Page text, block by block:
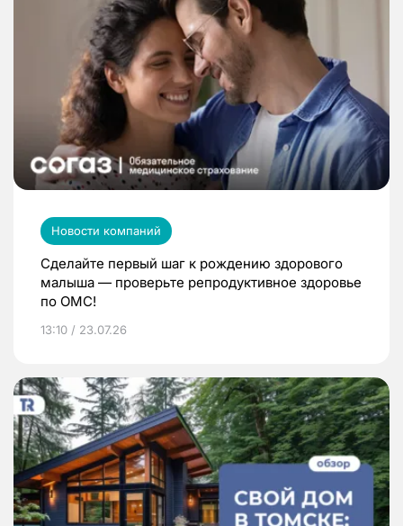
Новости компаний
Сделайте первый шаг к рождению здорового
малыша — проверьте репродуктивное здоровье
по ОМС!
13:10 / 23.07.26